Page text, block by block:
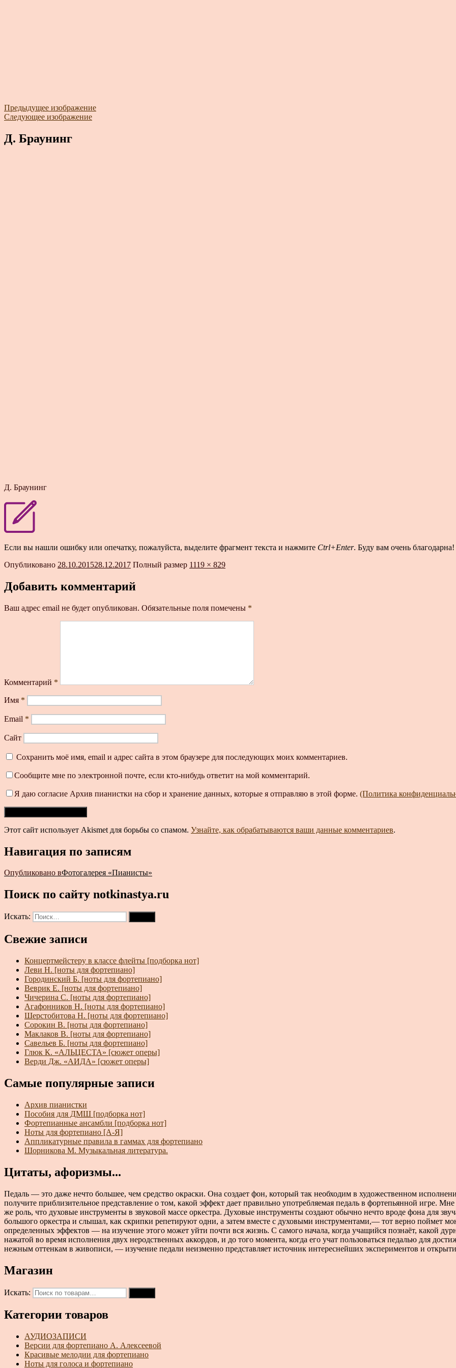
Предыдущее изображение
Следующее изображение
Д. Браунинг
Д. Браунинг
Если вы нашли ошибку или опечатку, пожалуйста, выделите фрагмент текста и нажмите Ctrl+Enter. Буду вам очень благодарна!
Опубликовано 28.10.201528.12.2017 Полный размер 1119 × 829
Добавить комментарий
Ваш адрес email не будет опубликован. Обязательные поля помечены *
Комментарий *
Имя *
Email *
Сайт
Сохранить моё имя, email и адрес сайта в этом браузере для последующих моих комментариев.
Сообщите мне по электронной почте, если кто-нибудь ответит на мой комментарий.
Я даю согласие Архив пианистки на сбор и хранение данных, которые я отправляю в этой форме. (Политика
Этот сайт использует Akismet для борьбы со спамом. Узнайте, как обрабатываются ваши данные комментариев.
Навигация по записям
Опубликовано вФотогалерея «Пианисты»
Поиск по сайту notkinastya.ru
Искать:
Свежие записи
Концертмейстеру в классе флейты [подборка нот]
Леви Н. [ноты для фортепиано]
Городинский Б. [ноты для фортепиано]
Веврик Е. [ноты для фортепиано]
Чичерина С. [ноты для фортепиано]
Агафонников Н. [ноты для фортепиано]
Шерстобитова Н. [ноты для фортепиано]
Сорокин В. [ноты для фортепиано]
Маклаков В. [ноты для фортепиано]
Савельев Б. [ноты для фортепиано]
Глюк К. «АЛЬЦЕСТА» [сюжет оперы]
Верди Дж. «АИДА» [сюжет оперы]
Самые популярные записи
Архив пианистки
Пособия для ДМШ [подборка нот]
Фортепианные ансамбли [подборка нот]
Ноты для фортепиано [А-Я]
Аппликатурные правила в гаммах для фортепиано
Шорникова М. Музыкальная литература.
Цитаты, афоризмы...
Педаль — это даже нечто большее, чем средство окраски. Она создает фон, который так необходим в художественном
получите приблизительное представление о том, какой эффект дает правильно употребляемая педаль в фортепьянной игре.
же роль, что духовые инструменты в звуковой массе оркестра. Духовые инструменты создают обычно нечто вроде фона для
большого оркестра и слышал, как скрипки репетируют одни, а затем вместе с духовыми инструментами,— тот верно поймет
определенных эффектов — на изучение этого может уйти почти вся жизнь. С самого начала, когда учащийся познаёт, какой
нажатой во время исполнения двух неродственных аккордов, и до того момента, когда его учат пользоваться педалью для
нежным оттенкам в живописи, — изучение педали неизменно представляет источник интереснейших экспериментов и
Магазин
Искать:
Категории товаров
АУДИОЗАПИСИ
Версии для фортепиано А. Алексеевой
Красивые мелодии для фортепиано
Ноты для голоса и фортепиано